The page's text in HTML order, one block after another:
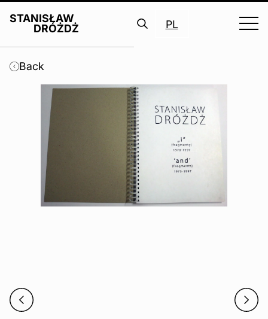
STANISŁAW
DRÓŻDŻ
Search
PL
Back